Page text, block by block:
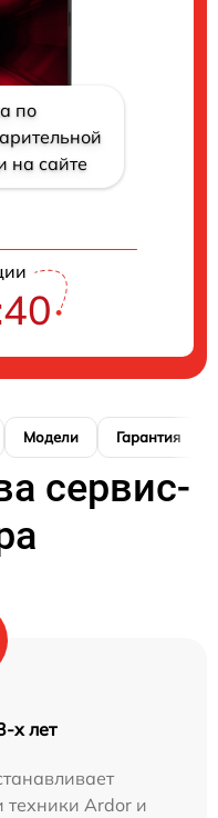
по
на сайте
Модели Гарантия
сервис-
х лет
техники Ardor и